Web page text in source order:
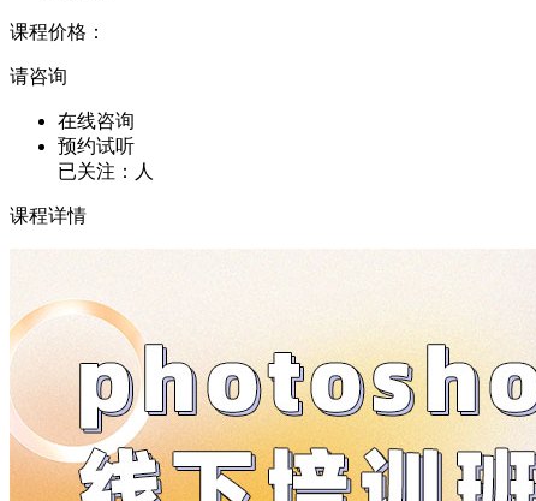
课程价格：
请咨询
在线咨询
预约试听
已关注： 人
课程详情